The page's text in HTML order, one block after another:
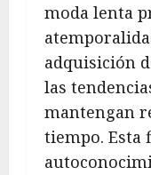
moda lenta
adquisición
las
mantengan
tiempo. Esta